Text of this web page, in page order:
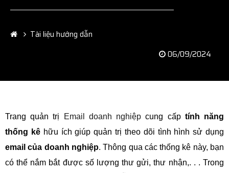
Tài liệu hướng dẫn
06/09/2024
Trang quản trị Email doanh nghiệpcung cấp tính năng
thống kêhữu ích giúp quản trị theo dõi tình hình sử dụng
email của doanh nghiệp. Thông qua các thống kê này, bạn
có thể nắm bắt được số lượng thư gửi, thư nhận,. . . Trong